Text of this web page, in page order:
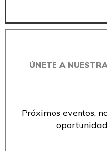
ÚNETE A
Próximos eventos,